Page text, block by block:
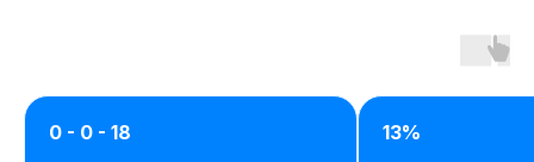
0 - 0 - 18
13%